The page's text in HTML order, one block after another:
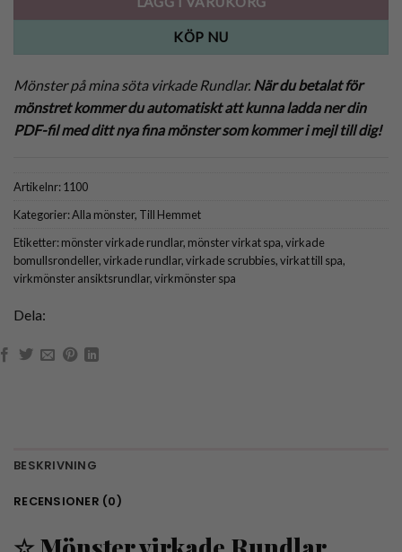
KÖP NU
Mönster på mina söta virkade Rundlar. När du betalat för
mönstret kommer du automatiskt att kunna ladda ner din
PDF-fil med ditt nya fina mönster som kommer i mejl till dig!
Artikelnr:1100
Kategorier:Alla mönster, Till Hemmet
Etiketter:mönster virkade rundlar, mönster virkat spa,virkade
bomullsrondeller,virkade rundlar,virkade scrubbies,virkat till spa,
virkmönster ansiktsrundlar,virkmönster spa
Dela:
BESKRIVNING
RECENSIONER (0)